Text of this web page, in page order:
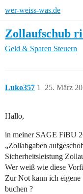
wer-weiss-was.de
Zollaufschub
Geld & Sparen Steuern
Luko357 25. März
1
Hallo,
in meiner SAGE FiBU
„Zollabgaben
Sicherheitsleistung
Wer weiß wie diese
Zur Not kann ich eigene
buchen ?